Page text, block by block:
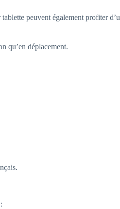
peuvent également profiter
qu’en déplacement.